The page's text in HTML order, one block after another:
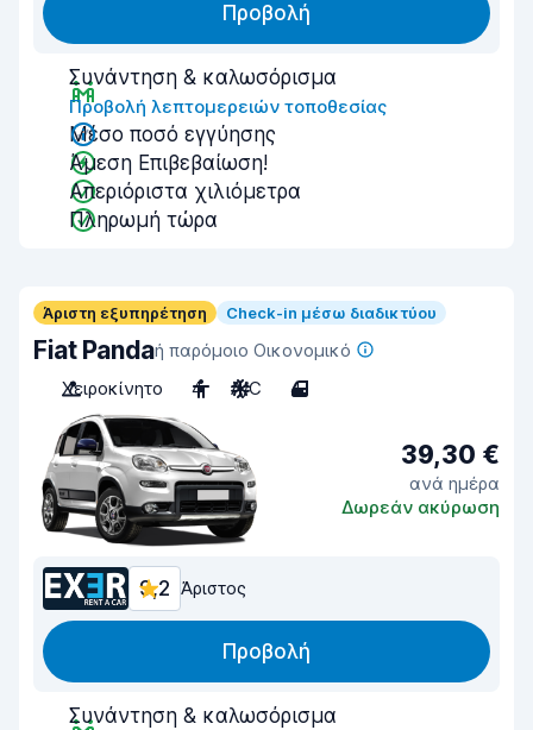
Προβολή
Συνάντηση & καλωσόρισμα
Προβολή λεπτομερειών τοποθεσίας
Μέσο ποσό εγγύησης
Άμεση Επιβεβαίωση!
Απεριόριστα χιλιόμετρα
Πληρωμή τώρα
Άριστη εξυπηρέτηση Check-in μέσω διαδικτύου
Fiat Pandaή παρόμοιο Οικονομικό
Χειροκίνητο
4 A/C 4
39,30 €
ανά ημέρα
Δωρεάν ακύρωση
9,2 Άριστος
Προβολή
Συνάντηση & καλωσόρισμα